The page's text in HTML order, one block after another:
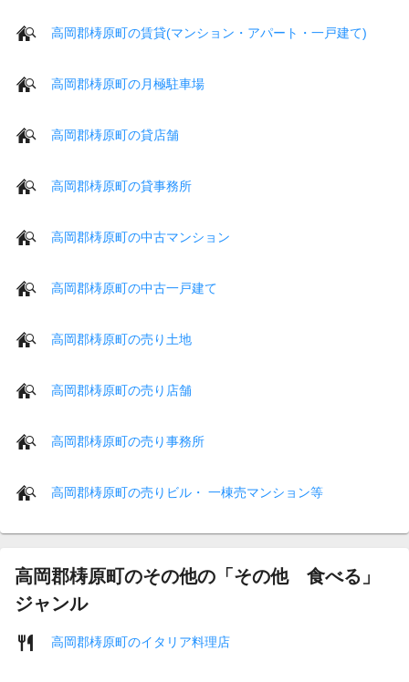
高岡郡梼原町の賃貸(マンション・アパート・一戸建て)
高岡郡梼原町の月極駐車場
高岡郡梼原町の貸店舗
高岡郡梼原町の貸事務所
高岡郡梼原町の中古マンション
高岡郡梼原町の中古一戸建て
高岡郡梼原町の売り土地
高岡郡梼原町の売り店舗
高岡郡梼原町の売り事務所
高岡郡梼原町の売りビル・ 一棟売マンション等
高岡郡梼原町のその他の「その他 食べる」
ジャンル
高岡郡梼原町のイタリア料理店